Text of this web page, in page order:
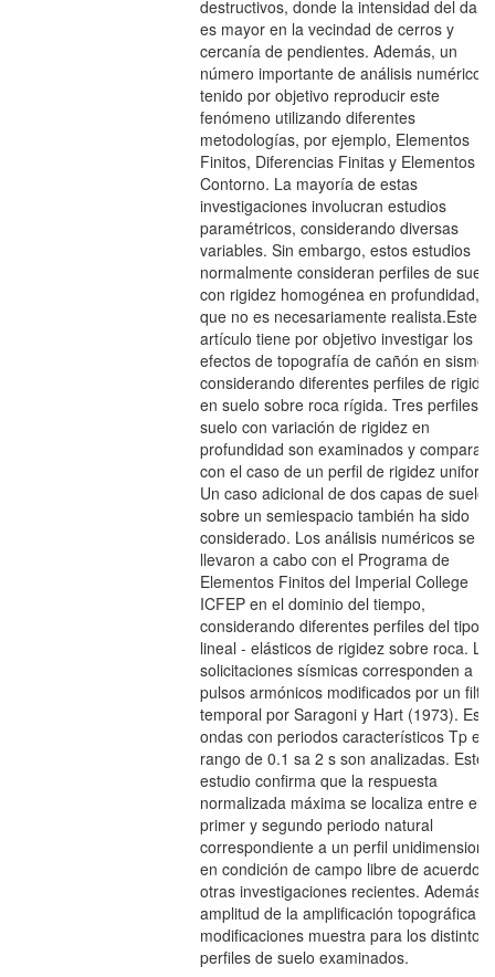
destructivos, donde la intensidad del daño
es mayor en la vecindad de cerros y
cercanía de pendientes. Además, un
número importante de análisis numéricos
tenido por objetivo reproducir este
fenómeno utilizando diferentes
metodologías, por ejemplo, Elementos
Finitos, Diferencias Finitas y Elementos
Contorno. La mayoría de estas
investigaciones involucran estudios
paramétricos, considerando diversas
variables. Sin embargo, estos estudios
normalmente consideran perfiles de
con rigidez homogénea en profundidad, lo
que no es necesariamente realista.Este
artículo tiene por objetivo investigar los
efectos de topografía de cañón en sismos
considerando diferentes perfiles de
en suelo sobre roca rígida. Tres perfiles
suelo con variación de rigidez en
profundidad son examinados y
con el caso de un perfil de rigidez
Un caso adicional de dos capas de suelo
sobre un semiespacio también ha sido
considerado. Los análisis numéricos se
llevaron a cabo con el Programa de
Elementos Finitos del Imperial College
ICFEP en el dominio del tiempo,
considerando diferentes perfiles del tipo
lineal - elásticos de rigidez sobre roca.
solicitaciones sísmicas corresponden a
pulsos armónicos modificados por un filtro
temporal por Saragoni y Hart (1973).
ondas con periodos característicos Tp en
rango de 0.1 sa 2 s son analizadas. Este
estudio confirma que la respuesta
normalizada máxima se localiza entre el
primer y segundo periodo natural
correspondiente a un perfil
en condición de campo libre de acuerdo a
otras investigaciones recientes. Además,
amplitud de la amplificación topográfica
modificaciones muestra para los distintos
perfiles de suelo examinados.